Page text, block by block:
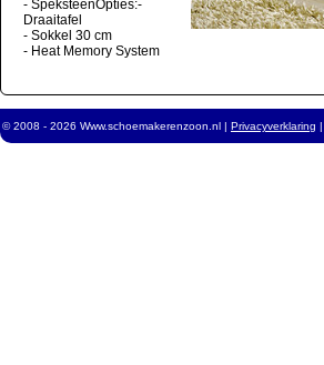
- SpeksteenOpties:-
Draaitafel
- Sokkel 30 cm
- Heat Memory System
© 2008 - 2026 Www.schoemakerenzoon.nl | Privacyverklaring |